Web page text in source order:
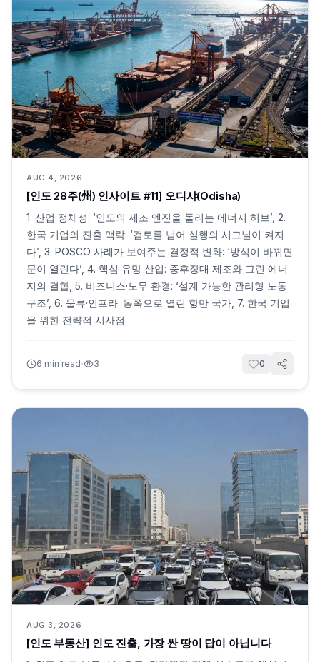
AUG 4, 2026
[인도 28주(州) 인사이트 #11] 오디샤(Odisha)
1. 산업 정체성: ‘인도의 제조 엔진을 돌리는 에너지 허브’, 2.
한국 기업의 진출 맥락: ‘검토를 넘어 실행의 시그널이 켜지
다’, 3. POSCO 사례가 보여주는 결정적 변화: ‘방식이 바뀌면
문이 열린다’, 4. 핵심 유망 산업: 중후장대 제조와 그린 에너
지의 결합, 5. 비즈니스·노무 환경: ‘설계 가능한 관리형 노동
구조’, 6. 물류·인프라: 동쪽으로 열린 항만 국가, 7. 한국 기업
을 위한 전략적 시사점
6 min read· 3 0
AUG 3, 2026
[인도 부동산] 인도 진출, 가장 싼 땅이 답이 아닙니다